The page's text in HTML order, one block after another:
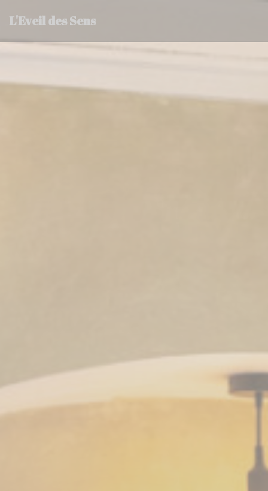
L'Eveil des Sens